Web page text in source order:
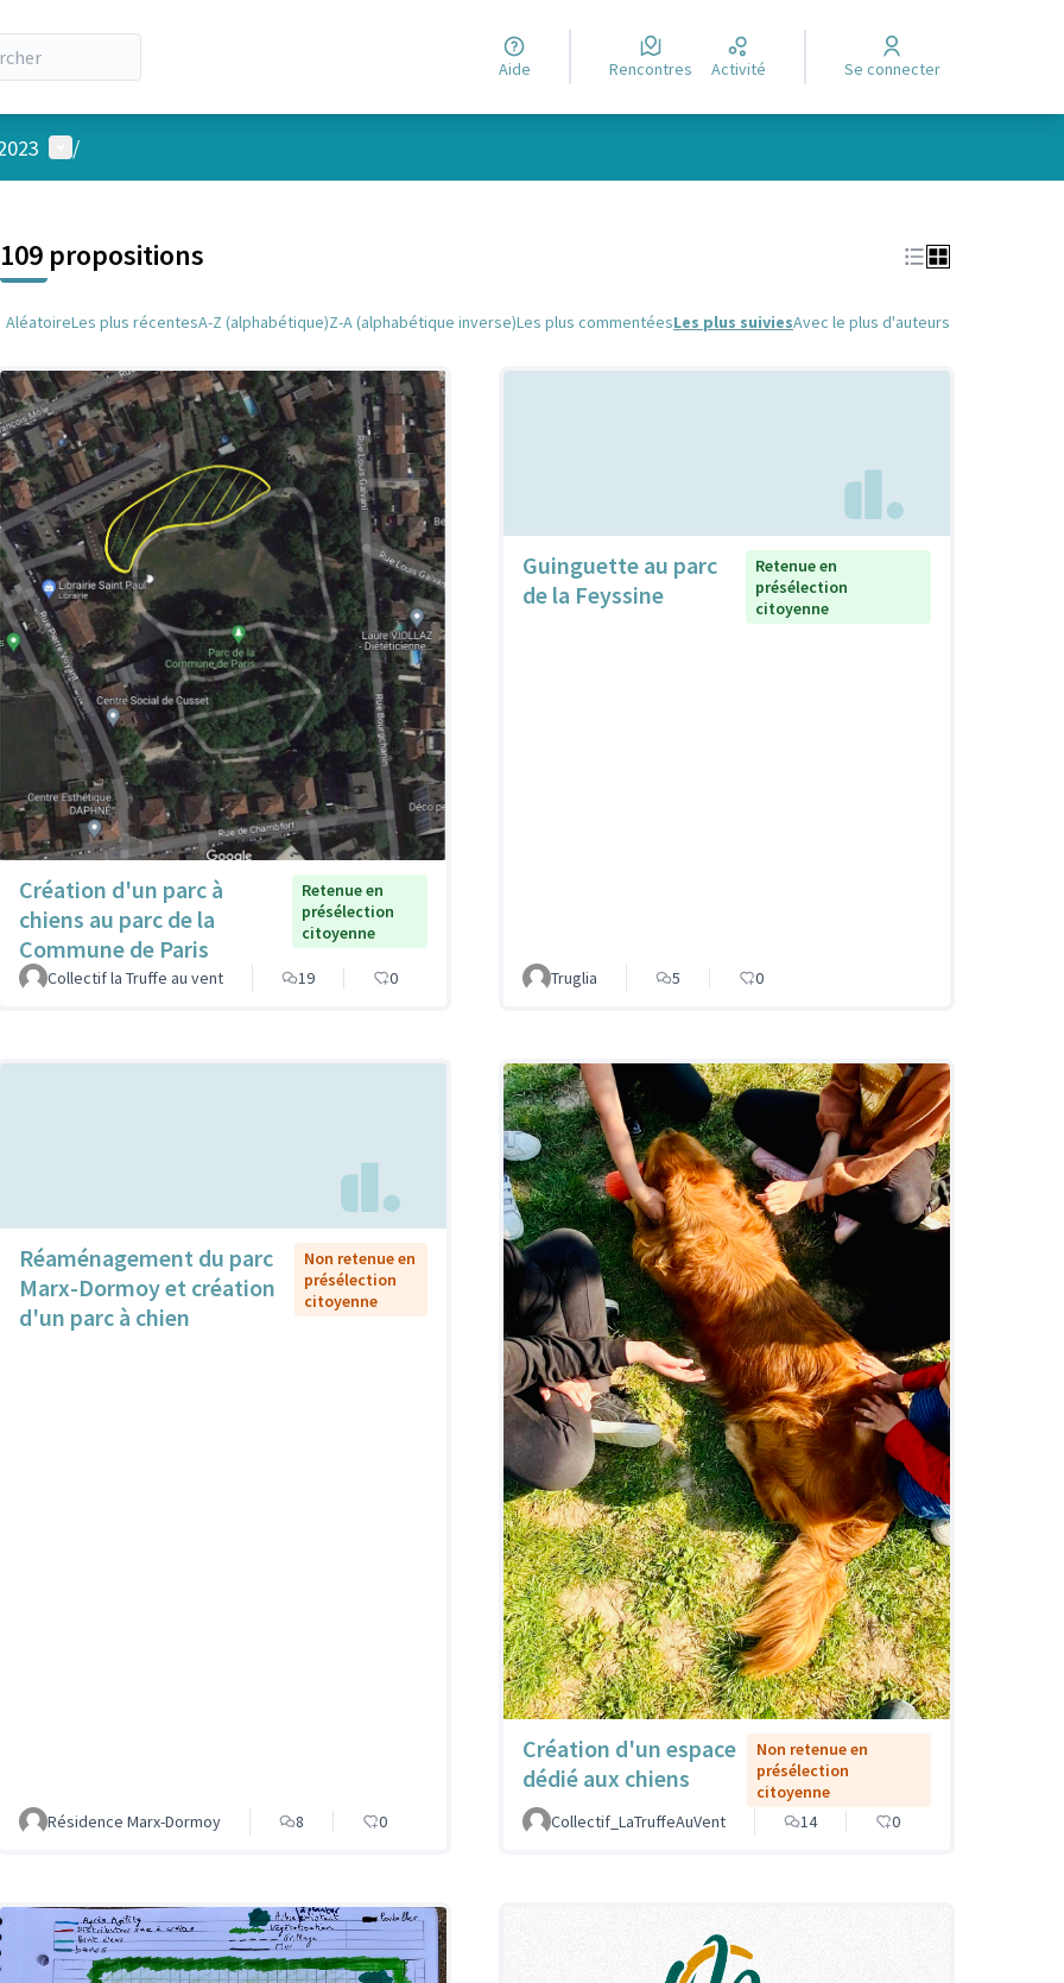
Aide Rencontres Activité Se connecter
Menu utilisateur
/
109 propositions
AléatoireLes plus récentesA-Z (alphabétique)Z-A (alphabétique inverse)Les plus commentéesLes plus suiviesAvec le plus d'auteurs
Création d'un parc à
chiens au parc de la
Commune de Paris
Retenue en
présélection
citoyenne
Collectif la Truffe au vent 19 0
Guinguette au parc
de la Feyssine
Retenue en
présélection
citoyenne
Truglia 5 0
Réaménagement du parc
Marx-Dormoy et création
d'un parc à chien
Non retenue en
présélection
citoyenne
Résidence Marx-Dormoy 8 0
Création d'un espace
dédié aux chiens
Non retenue en
présélection
citoyenne
Collectif_LaTruffeAuVent
14 0